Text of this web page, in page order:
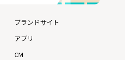
ブランドサイト
アプリ
CM